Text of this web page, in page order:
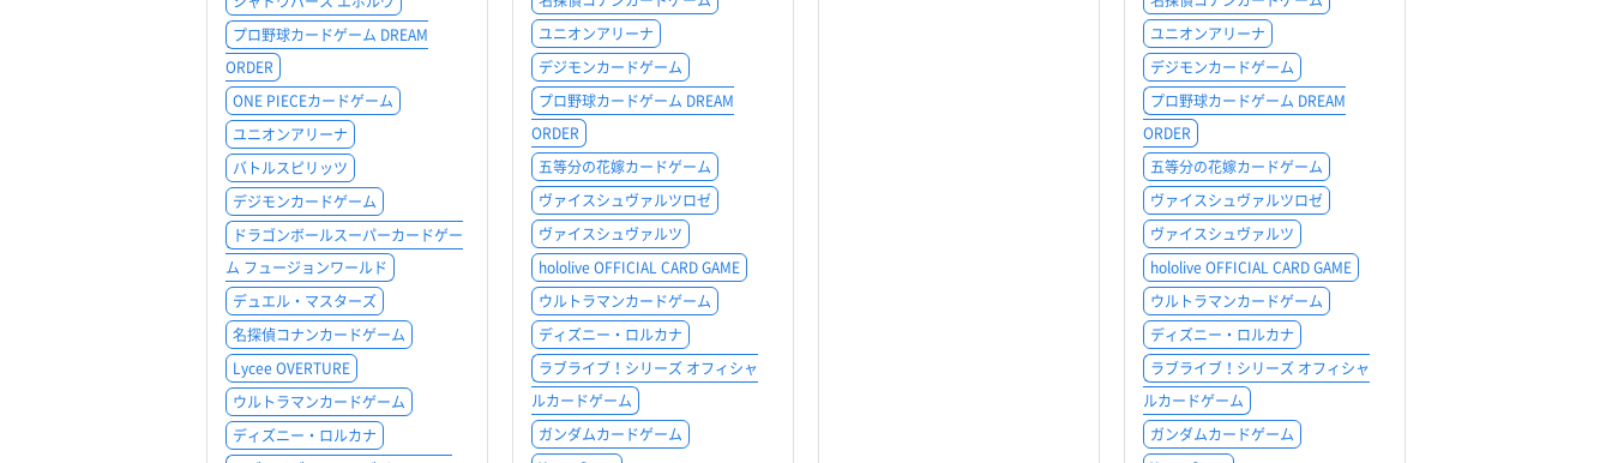
プロ野球カードゲーム DREAM
ORDER
ONE PIECEカードゲーム
ユニオンアリーナ
バトルスピリッツ
デジモンカードゲーム
ドラゴンボールスーパーカードゲー
ム フュージョンワールド
デュエル・マスターズ
名探偵コナンカードゲーム
Lycee OVERTURE
ウルトラマンカードゲーム
ディズニー・ロルカナ
ユニオンアリーナ
デジモンカードゲーム
プロ野球カードゲーム DREAM
ORDER
五等分の花嫁カードゲーム
ヴァイスシュヴァルツロゼ
ヴァイスシュヴァルツ
hololive OFFICIAL CARD GAME
ウルトラマンカードゲーム
ディズニー・ロルカナ
ラブライブ！シリーズ オフィシャ
ルカードゲーム
ガンダムカードゲーム
ユニオンアリーナ
デジモンカードゲーム
プロ野球カードゲーム DREAM
ORDER
五等分の花嫁カードゲーム
ヴァイスシュヴァルツロゼ
ヴァイスシュヴァルツ
hololive OFFICIAL CARD GAME
ウルトラマンカードゲーム
ディズニー・ロルカナ
ラブライブ！シリーズ オフィシャ
ルカードゲーム
ガンダムカードゲーム